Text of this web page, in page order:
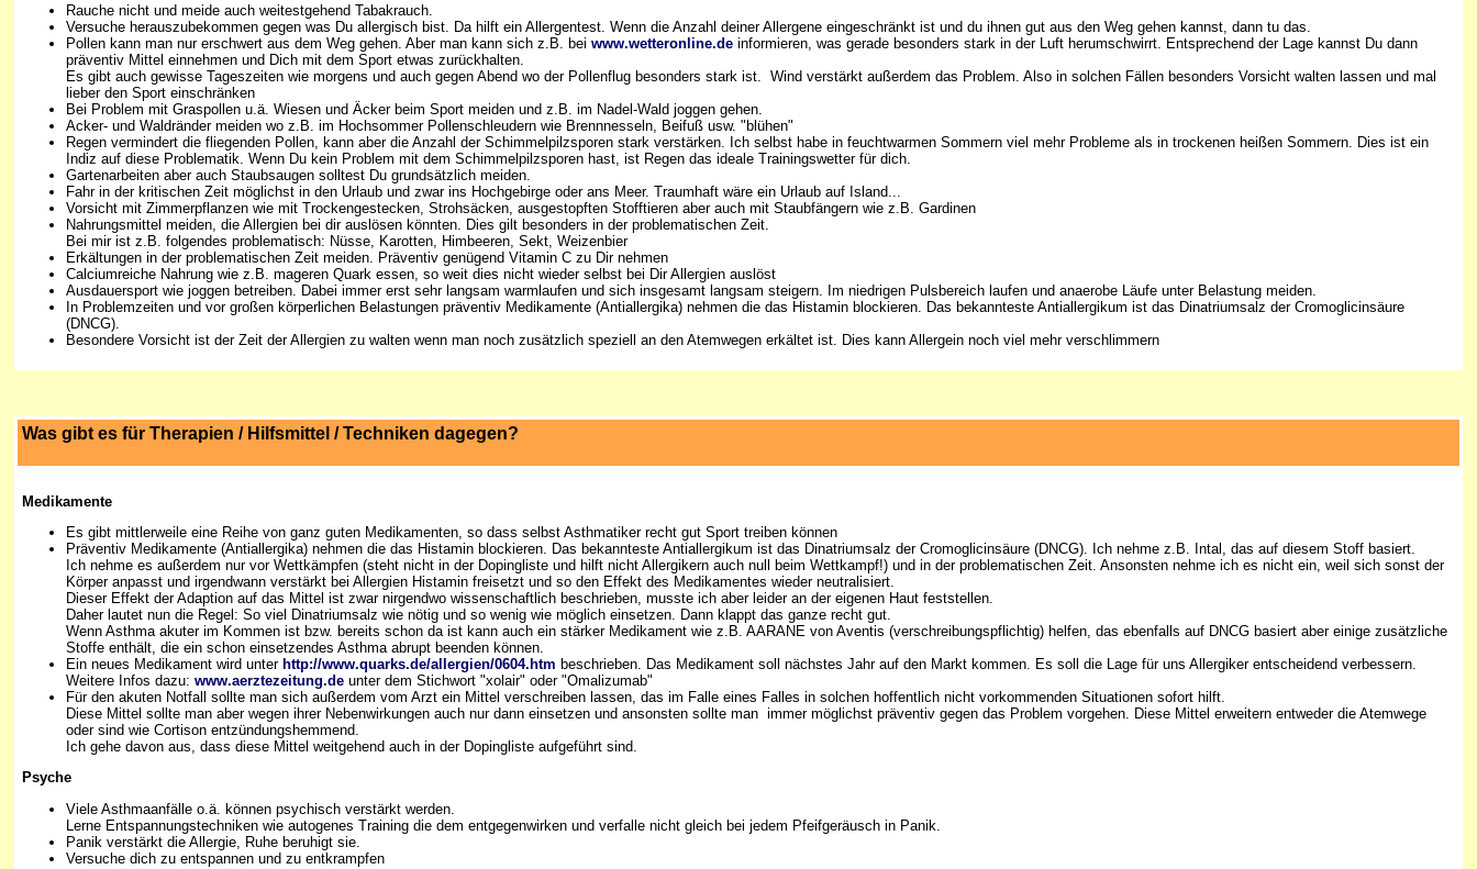
Rauche nicht und meide auch weitestgehend Tabakrauch.
Versuche herauszubekommen gegen was Du allergisch bist. Da hilft ein Allergentest. Wenn die Anzahl deiner Allergene eingeschränkt ist und du ihnen gut aus den Weg gehen kannst, dann tu das.
Pollen kann man nur erschwert aus dem Weg gehen. Aber man kann sich z.B. bei www.wetteronline.de informieren, was gerade besonders stark in der Luft herumschwirrt. Entsprechend der Lage kannst Du dann
präventiv Mittel einnehmen und Dich mit dem Sport etwas zurückhalten.
Es gibt auch gewisse Tageszeiten wie morgens und auch gegen Abend wo der Pollenflug besonders stark ist. Wind verstärkt außerdem das Problem. Also in solchen Fällen besonders Vorsicht walten lassen und mal
lieber den Sport einschränken
Bei Problem mit Graspollen u.ä. Wiesen und Äcker beim Sport meiden und z.B. im Nadel-Wald joggen gehen.
Acker- und Waldränder meiden wo z.B. im Hochsommer Pollenschleudern wie Brennnesseln, Beifuß usw. "blühen"
Regen vermindert die fliegenden Pollen, kann aber die Anzahl der Schimmelpilzsporen stark verstärken. Ich selbst habe in feuchtwarmen Sommern viel mehr Probleme als in trockenen heißen Sommern. Dies ist ein
Indiz auf diese Problematik. Wenn Du kein Problem mit dem Schimmelpilzsporen hast, ist Regen das ideale Trainingswetter für dich.
Gartenarbeiten aber auch Staubsaugen solltest Du grundsätzlich meiden.
Fahr in der kritischen Zeit möglichst in den Urlaub und zwar ins Hochgebirge oder ans Meer. Traumhaft wäre ein Urlaub auf Island...
Vorsicht mit Zimmerpflanzen wie mit Trockengestecken, Strohsäcken, ausgestopften Stofftieren aber auch mit Staubfängern wie z.B. Gardinen
Nahrungsmittel meiden, die Allergien bei dir auslösen könnten. Dies gilt besonders in der problematischen Zeit.
Bei mir ist z.B. folgendes problematisch: Nüsse, Karotten, Himbeeren, Sekt, Weizenbier
Erkältungen in der problematischen Zeit meiden. Präventiv genügend Vitamin C zu Dir nehmen
Calciumreiche Nahrung wie z.B. mageren Quark essen, so weit dies nicht wieder selbst bei Dir Allergien auslöst
Ausdauersport wie joggen betreiben. Dabei immer erst sehr langsam warmlaufen und sich insgesamt langsam steigern. Im niedrigen Pulsbereich laufen und anaerobe Läufe unter Belastung meiden.
In Problemzeiten und vor großen körperlichen Belastungen präventiv Medikamente (Antiallergika) nehmen die das Histamin blockieren. Das bekannteste Antiallergikum ist das Dinatriumsalz der Cromoglicinsäure
(DNCG).
Besondere Vorsicht ist der Zeit der Allergien zu walten wenn man noch zusätzlich speziell an den Atemwegen erkältet ist. Dies kann Allergein noch viel mehr verschlimmern
Was gibt es für Therapien / Hilfsmittel / Techniken dagegen?
Medikamente
Es gibt mittlerweile eine Reihe von ganz guten Medikamenten, so dass selbst Asthmatiker recht gut Sport treiben können
Präventiv Medikamente (Antiallergika) nehmen die das Histamin blockieren. Das bekannteste Antiallergikum ist das Dinatriumsalz der Cromoglicinsäure (DNCG). Ich nehme z.B. Intal, das auf diesem Stoff basiert.
Ich nehme es außerdem nur vor Wettkämpfen (steht nicht in der Dopingliste und hilft nicht Allergikern auch null beim Wettkampf!) und in der problematischen Zeit. Ansonsten nehme ich es nicht ein, weil sich sonst der
Körper anpasst und irgendwann verstärkt bei Allergien Histamin freisetzt und so den Effekt des Medikamentes wieder neutralisiert.
Dieser Effekt der Adaption auf das Mittel ist zwar nirgendwo wissenschaftlich beschrieben, musste ich aber leider an der eigenen Haut feststellen.
Daher lautet nun die Regel: So viel Dinatriumsalz wie nötig und so wenig wie möglich einsetzen. Dann klappt das ganze recht gut.
Wenn Asthma akuter im Kommen ist bzw. bereits schon da ist kann auch ein stärker Medikament wie z.B. AARANE von Aventis (verschreibungspflichtig) helfen, das ebenfalls auf DNCG basiert aber einige zusätzliche
Stoffe enthält, die ein schon einsetzendes Asthma abrupt beenden können.
Ein neues Medikament wird unter http://www.quarks.de/allergien/0604.htm beschrieben. Das Medikament soll nächstes Jahr auf den Markt kommen. Es soll die Lage für uns Allergiker entscheidend verbessern.
Weitere Infos dazu: www.aerztezeitung.de unter dem Stichwort "xolair" oder "Omalizumab"
Für den akuten Notfall sollte man sich außerdem vom Arzt ein Mittel verschreiben lassen, das im Falle eines Falles in solchen hoffentlich nicht vorkommenden Situationen sofort hilft.
Diese Mittel sollte man aber wegen ihrer Nebenwirkungen auch nur dann einsetzen und ansonsten sollte man immer möglichst präventiv gegen das Problem vorgehen. Diese Mittel erweitern entweder die Atemwege
oder sind wie Cortison entzündungshemmend.
Ich gehe davon aus, dass diese Mittel weitgehend auch in der Dopingliste aufgeführt sind.
Psyche
Viele Asthmaanfälle o.ä. können psychisch verstärkt werden.
Lerne Entspannungstechniken wie autogenes Training die dem entgegenwirken und verfalle nicht gleich bei jedem Pfeifgeräusch in Panik.
Panik verstärkt die Allergie, Ruhe beruhigt sie.
Versuche dich zu entspannen und zu entkrampfen